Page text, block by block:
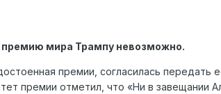
премию мира Трампу невозможно.
премии, согласилась передать
премии отметил, что «Ни в завещании